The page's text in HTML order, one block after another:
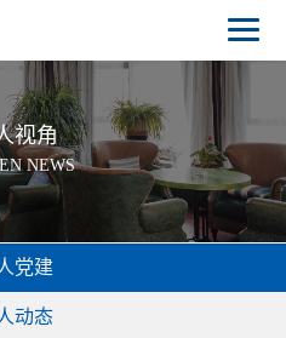
视角
NEWS
党建
动态